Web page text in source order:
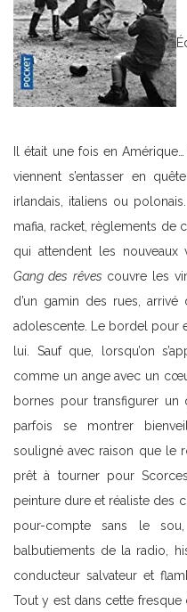
Il était une fois en
viennent s’entasser en
irlandais, italiens ou
mafia, racket, règlements de
qui attendent les nouveaux
Gang des rêves couvre les
d’un gamin des rues,
adolescente. Le bordel pour
lui. Sauf que, lorsqu’on
comme un ange avec un
bornes pour transfigurer un
parfois se montrer
souligné avec raison que le
prêt à tourner pour
peinture dure et réaliste des
pour-compte sans le
balbutiements de la radio,
conducteur salvateur et
Tout y est dans cette fresque